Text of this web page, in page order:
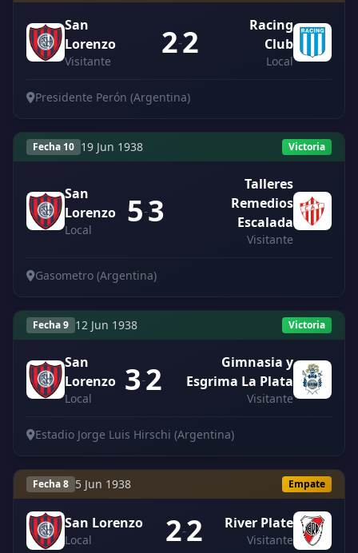
San
Lorenzo
Visitante 2-2
Racing
Club
Local
Presidente Perón (Argentina)
Fecha 10 19 Jun 1938 Victoria
San
Lorenzo
Local 5-3
Talleres
Remedios
Escalada
Visitante
Gasometro (Argentina)
Fecha 9 12 Jun 1938 Victoria
San
Lorenzo
Local 3-2
Gimnasia y
Esgrima La Plata
Visitante
Estadio Jorge Luis Hirschi (Argentina)
Fecha 8 5 Jun 1938 Empate
San Lorenzo
Local 2-2 River Plate
Visitante